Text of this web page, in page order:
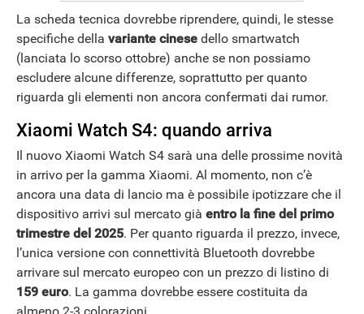
La scheda tecnica dovrebbe riprendere, quindi, le stesse
specifiche della variante cinese dello smartwatch
(lanciata lo scorso ottobre) anche se non possiamo
escludere alcune differenze, soprattutto per quanto
riguarda gli elementi non ancora confermati dai rumor.
Xiaomi Watch S4: quando arriva
Il nuovo Xiaomi Watch S4 sarà una delle prossime novità
in arrivo per la gamma Xiaomi. Al momento, non c’è
ancora una data di lancio ma è possibile ipotizzare che il
dispositivo arrivi sul mercato già entro la fine del primo
trimestre del 2025. Per quanto riguarda il prezzo, invece,
l’unica versione con connettività Bluetooth dovrebbe
arrivare sul mercato europeo con un prezzo di listino di
159 euro. La gamma dovrebbe essere costituita da